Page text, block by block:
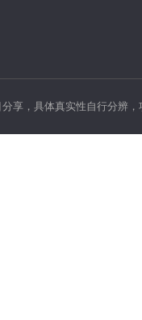
享，具体真实性自行分辨